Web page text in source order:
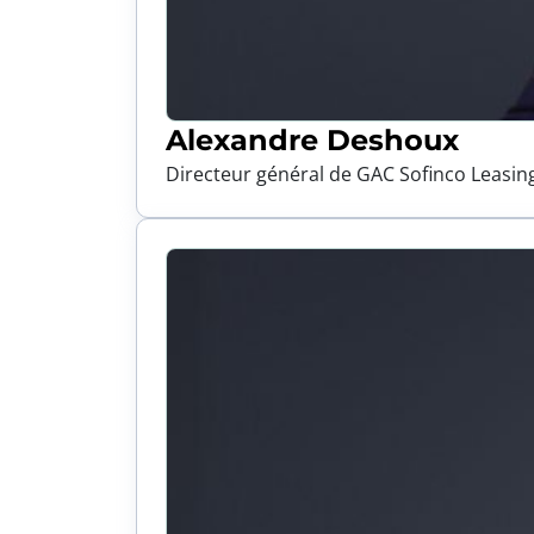
Alexandre Deshoux
Directeur général de GAC Sofinco